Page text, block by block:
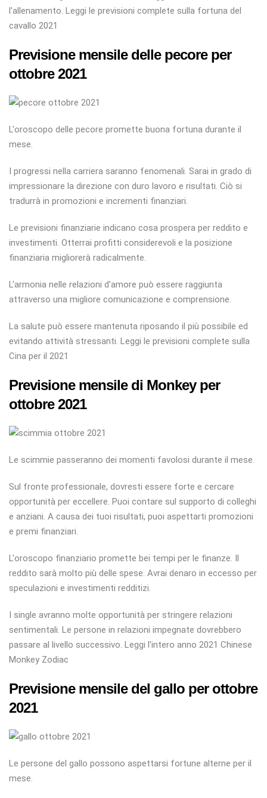
l'allenamento. Leggi le previsioni complete sulla fortuna del
cavallo 2021
Previsione mensile delle pecore per
ottobre 2021
L'oroscopo delle pecore promette buona fortuna durante il
mese.
I progressi nella carriera saranno fenomenali. Sarai in grado di
impressionare la direzione con duro lavoro e risultati. Ciò si
tradurrà in promozioni e incrementi finanziari.
Le previsioni finanziarie indicano cosa prospera per reddito e
investimenti. Otterrai profitti considerevoli e la posizione
finanziaria migliorerà radicalmente.
L'armonia nelle relazioni d'amore può essere raggiunta
attraverso una migliore comunicazione e comprensione.
La salute può essere mantenuta riposando il più possibile ed
evitando attività stressanti. Leggi le previsioni complete sulla
Cina per il 2021
Previsione mensile di Monkey per
ottobre 2021
Le scimmie passeranno dei momenti favolosi durante il mese.
Sul fronte professionale, dovresti essere forte e cercare
opportunità per eccellere. Puoi contare sul supporto di colleghi
e anziani. A causa dei tuoi risultati, puoi aspettarti promozioni
e premi finanziari.
L'oroscopo finanziario promette bei tempi per le finanze. Il
reddito sarà molto più delle spese. Avrai denaro in eccesso per
speculazioni e investimenti redditizi.
I single avranno molte opportunità per stringere relazioni
sentimentali. Le persone in relazioni impegnate dovrebbero
passare al livello successivo. Leggi l'intero anno 2021 Chinese
Monkey Zodiac
Previsione mensile del gallo per ottobre
2021
Le persone del gallo possono aspettarsi fortune alterne per il
mese.